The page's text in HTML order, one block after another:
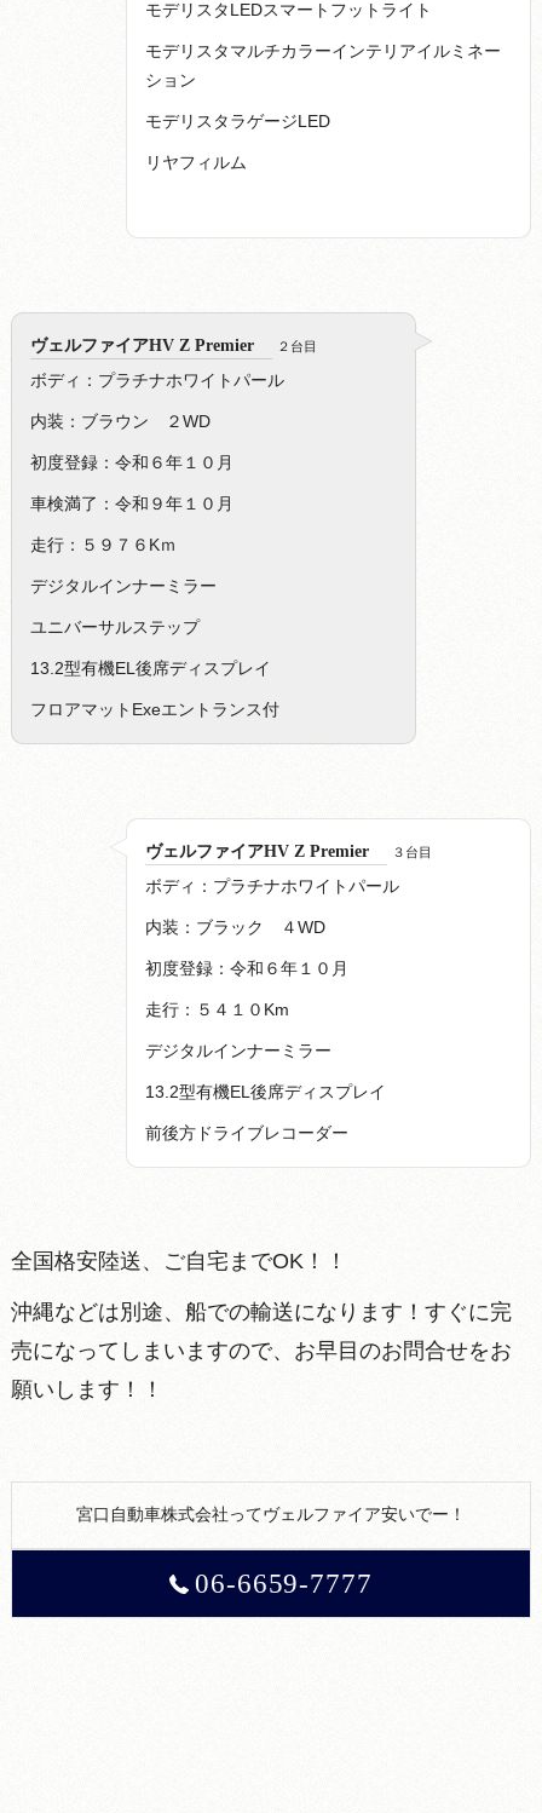
モデリスタLEDスマートフットライト
モデリスタマルチカラーインテリアイルミネー
ション
モデリスタラゲージLED
リヤフィルム
ヴェルファイアHV Z Premier ２台目
ボディ：プラチナホワイトパール
内装：ブラウン ２WD
初度登録：令和６年１０月
車検満了：令和９年１０月
走行：５９７６Kｍ
デジタルインナーミラー
ユニバーサルステップ
13.2型有機EL後席ディスプレイ
フロアマットExeエントランス付
ヴェルファイアHV Z Premier ３台目
ボディ：プラチナホワイトパール
内装：ブラック ４WD
初度登録：令和６年１０月
走行：５４１０Km
デジタルインナーミラー
13.2型有機EL後席ディスプレイ
前後方ドライブレコーダー
全国格安陸送、ご自宅までOK！！
沖縄などは別途、船での輸送になります！すぐに完
売になってしまいますので、お早目のお問合せをお
願いします！！
宮口自動車株式会社ってヴェルファイア安いでー！
06-6659-7777